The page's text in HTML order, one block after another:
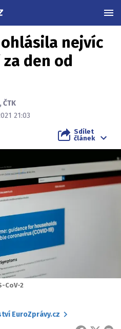
nejvíc
den od
,ČTK
21:03
Sdílet
článek
CoV-2
EuroZprávy.cz